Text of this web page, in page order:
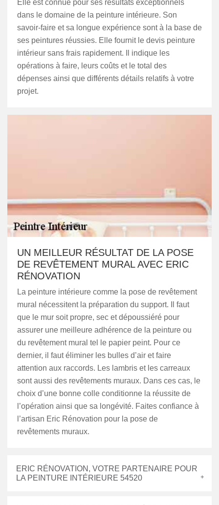
Elle est connue pour ses résultats exceptionnels
dans le domaine de la peinture intérieure. Son
savoir-faire et sa longue expérience sont à la base de
ses peintures réussies. Elle fournit le devis peinture
intérieur sans frais rapidement. Il indique les
opérations à faire, leurs coûts et le total des
dépenses ainsi que différents détails relatifs à votre
projet.
UN MEILLEUR RÉSULTAT DE LA POSE
DE REVÊTEMENT MURAL AVEC ERIC
RÉNOVATION
La peinture intérieure comme la pose de revêtement
mural nécessitent la préparation du support. Il faut
que le mur soit propre, sec et dépoussiéré pour
assurer une meilleure adhérence de la peinture ou
du revêtement mural tel le papier peint. Pour ce
dernier, il faut éliminer les bulles d’air et faire
attention aux raccords. Les lambris et les carreaux
sont aussi des revêtements muraux. Dans ces cas, le
choix d’une bonne colle conditionne la réussite de
l’opération ainsi que sa longévité. Faites confiance à
l’artisan Eric Rénovation pour la pose de
revêtements muraux.
ERIC RÉNOVATION, VOTRE PARTENAIRE POUR
LA PEINTURE INTÉRIEURE 54520